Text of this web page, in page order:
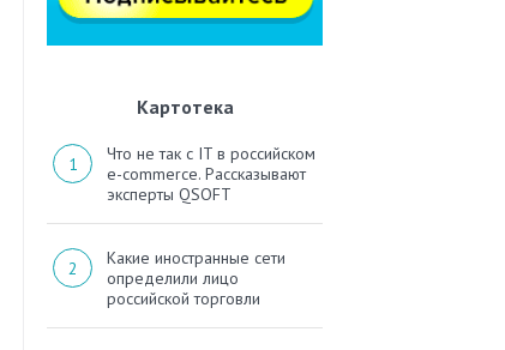
Картотека
Что не так с IT в российском
e-commerce. Рассказывают
эксперты QSOFT
Какие иностранные сети
определили лицо
российской торговли